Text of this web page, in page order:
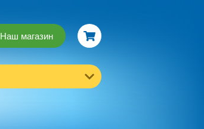
Наш магазин